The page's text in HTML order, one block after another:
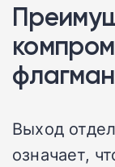
Выход
означает,